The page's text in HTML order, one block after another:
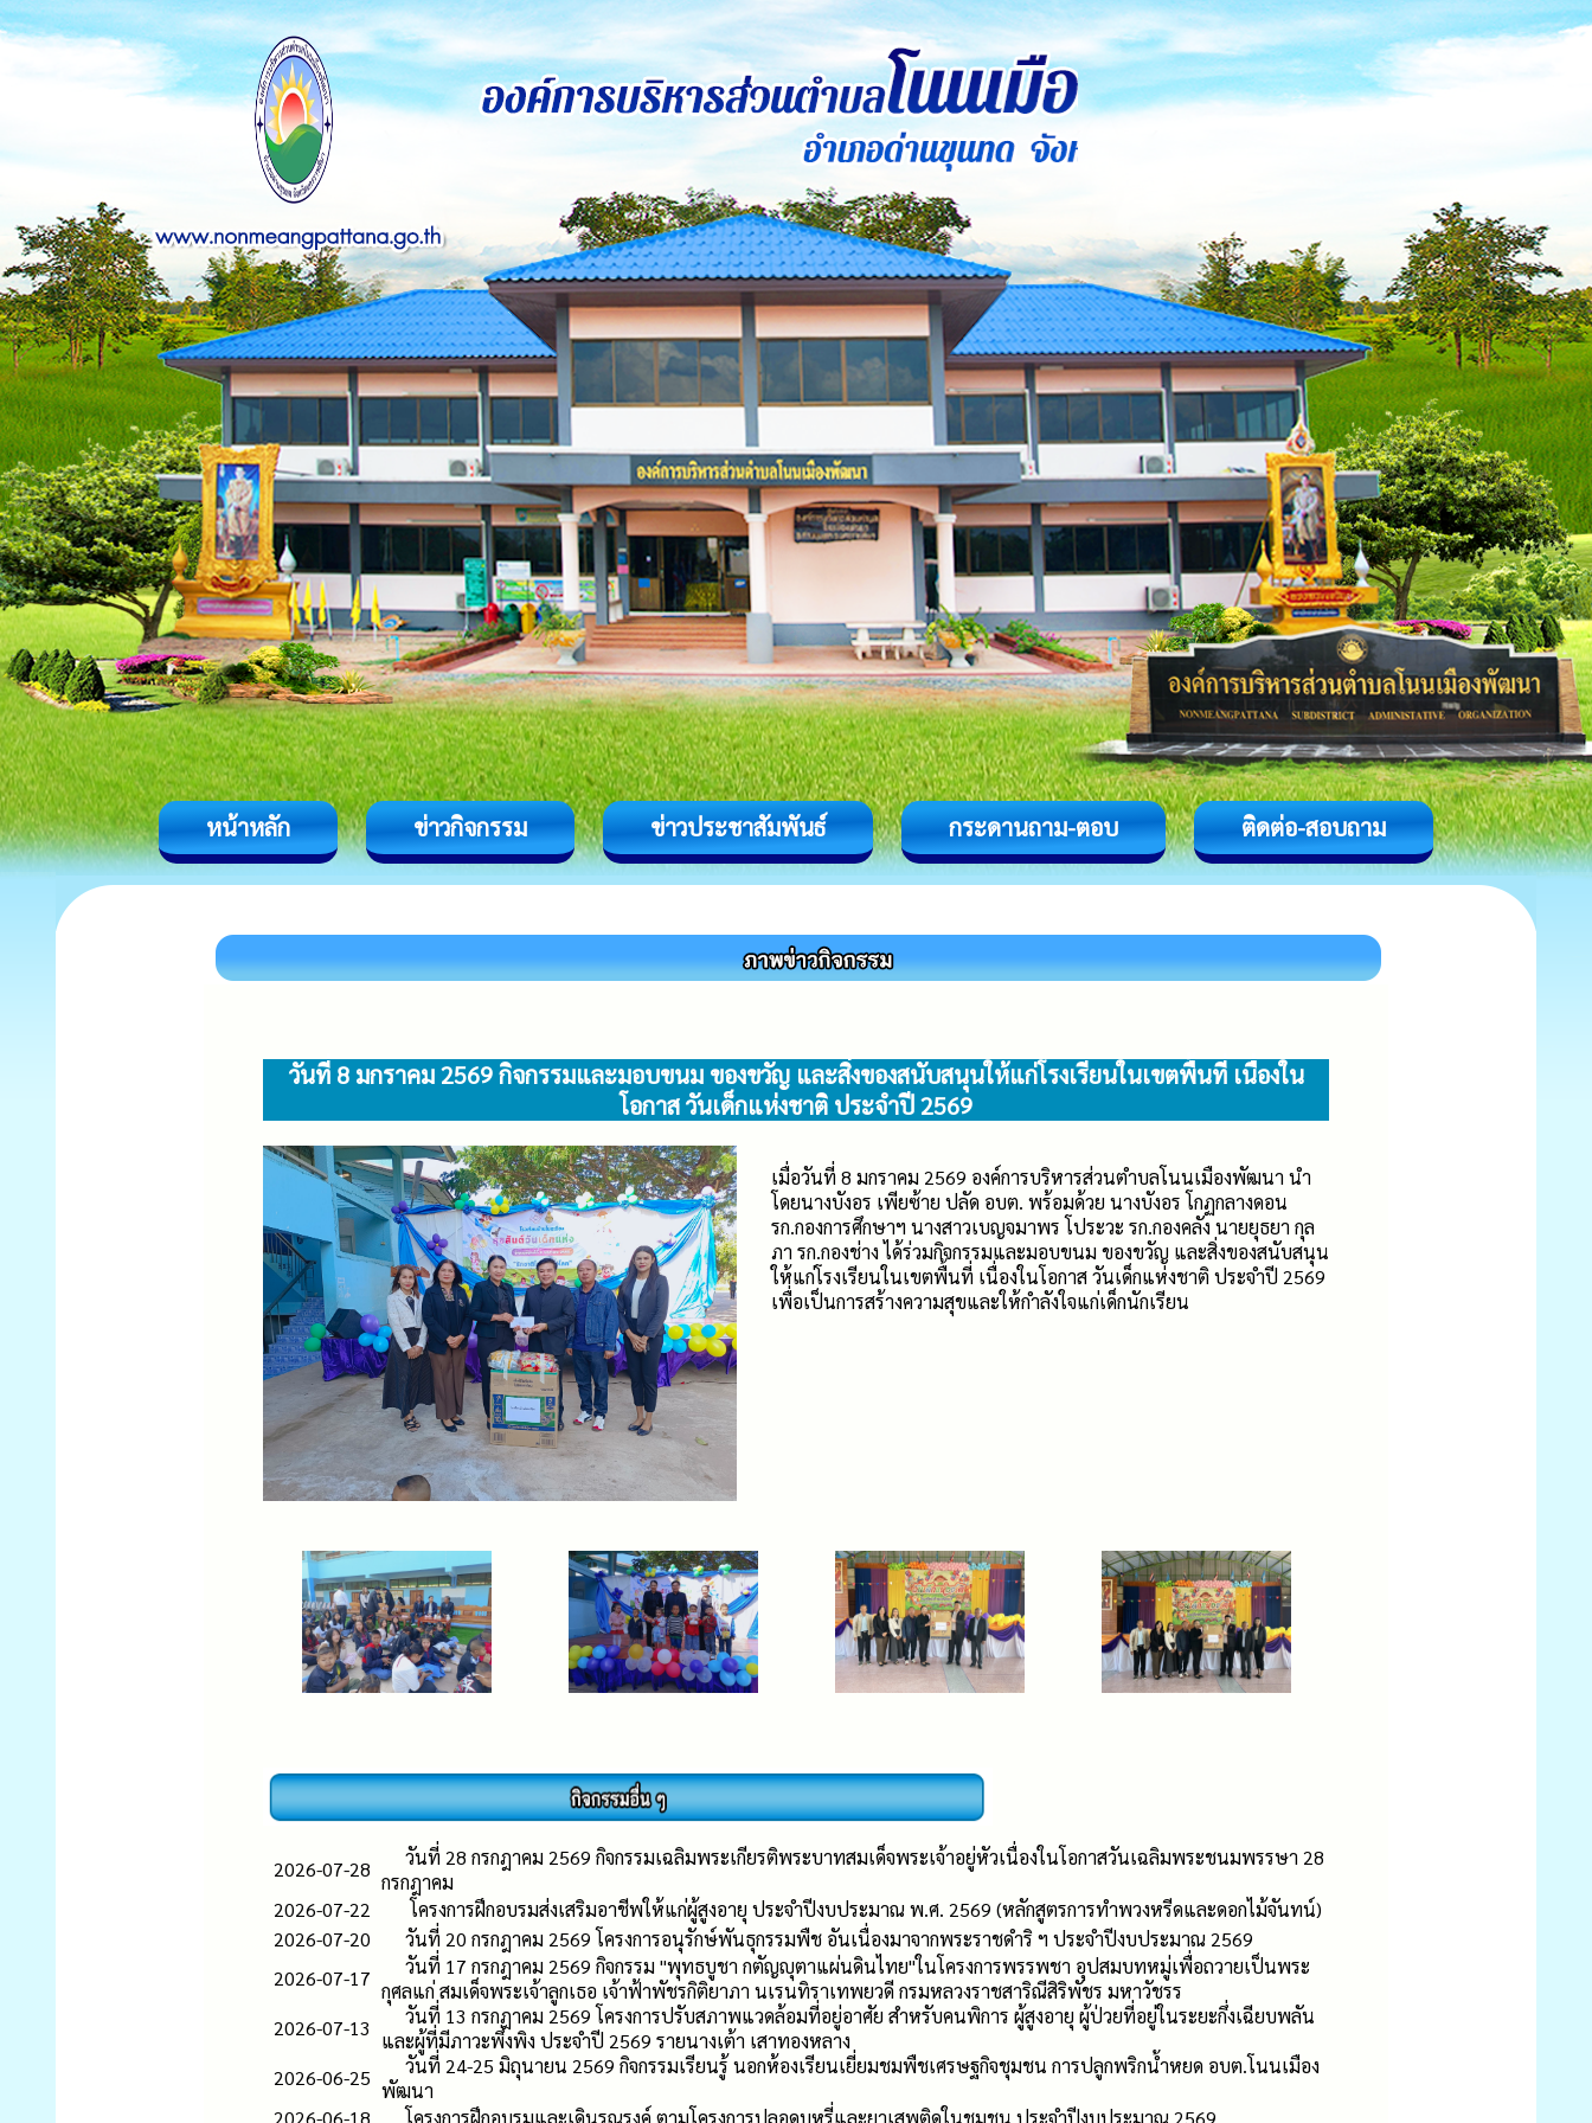
หน้าหลัก ข่าวกิจกรรม ข่าวประชาสัมพันธ์ กระดานถาม-ตอบ ติดต่อ-สอบถาม
วันที่ 8 มกราคม 2569 กิจกรรมและมอบขนม ของขวัญ และสิ่งของสนับสนุนให้แก่โรงเรียนในเขตพื้นที่ เนื่องใน
โอกาส วันเด็กแห่งชาติ ประจำปี 2569
เมื่อวันที่ 8 มกราคม 2569 องค์การบริหารส่วนตำบลโนนเมืองพัฒนา นำ
โดยนางบังอร เพียซ้าย ปลัด อบต. พร้อมด้วย นางบังอร โกฏกลางดอน
รก.กองการศึกษาฯ นางสาวเบญจมาพร โประวะ รก.กองคลัง นายยุธยา กุล
ภา รก.กองช่าง ได้ร่วมกิจกรรมและมอบขนม ของขวัญ และสิ่งของสนับสนุน
ให้แก่โรงเรียนในเขตพื้นที่ เนื่องในโอกาส วันเด็กแห่งชาติ ประจำปี 2569
เพื่อเป็นการสร้างความสุขและให้กำลังใจแก่เด็กนักเรียน
2026-07-28
วันที่ 28 กรกฎาคม 2569 กิจกรรมเฉลิมพระเกียรติพระบาทสมเด็จพระเจ้าอยู่หัวเนื่องในโอกาสวันเฉลิมพระชนมพรรษา 28
กรกฎาคม
2026-07-22
โครงการฝึกอบรมส่งเสริมอาชีพให้แก่ผู้สูงอายุ ประจำปีงบประมาณ พ.ศ. 2569 (หลักสูตรการทำพวงหรีดและดอกไม้จันทน์)
2026-07-20
วันที่ 20 กรกฎาคม 2569 โครงการอนุรักษ์พันธุกรรมพืช อันเนื่องมาจากพระราชดำริ ฯ ประจำปีงบประมาณ 2569
2026-07-17
วันที่ 17 กรกฎาคม 2569 กิจกรรม "พุทธบูชา กตัญญุตาแผ่นดินไทย"ในโครงการพรรพชา อุปสมบทหมู่เพื่อถวายเป็นพระ
กุศลแก่ สมเด็จพระเจ้าลูกเธอ เจ้าฟ้าพัชรกิติยาภา นเรนทิราเทพยวดี กรมหลวงราชสาริณีสิริพัชร มหาวัชรร
2026-07-13
วันที่ 13 กรกฎาคม 2569 โครงการปรับสภาพแวดล้อมที่อยู่อาศัย สำหรับคนพิการ ผู้สูงอายุ ผู้ป่วยที่อยู่ในระยะกึ่งเฉียบพลัน
และผู้ที่มีภาวะพึ่งพิง ประจำปี 2569 รายนางเต้า เสาทองหลาง
2026-06-25
วันที่ 24-25 มิถุนายน 2569 กิจกรรมเรียนรู้ นอกห้องเรียนเยี่ยมชมพืชเศรษฐกิจชุมชน การปลูกพริกน้ำหยด อบต.โนนเมือง
พัฒนา
2026-06-18
โครงการฝึกอบรมและเดินรณรงค์ ตามโครงการปลอดบุหรี่และยาเสพติดในชุมชน ประจำปีงบประมาณ 2569